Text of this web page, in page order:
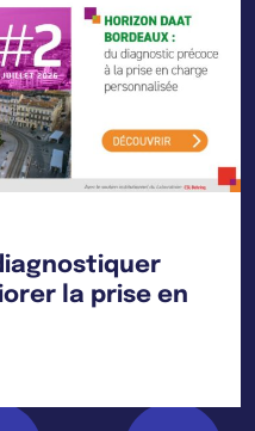
diagnostiquer
la prise en